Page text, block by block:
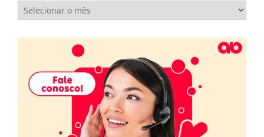
Arquivos